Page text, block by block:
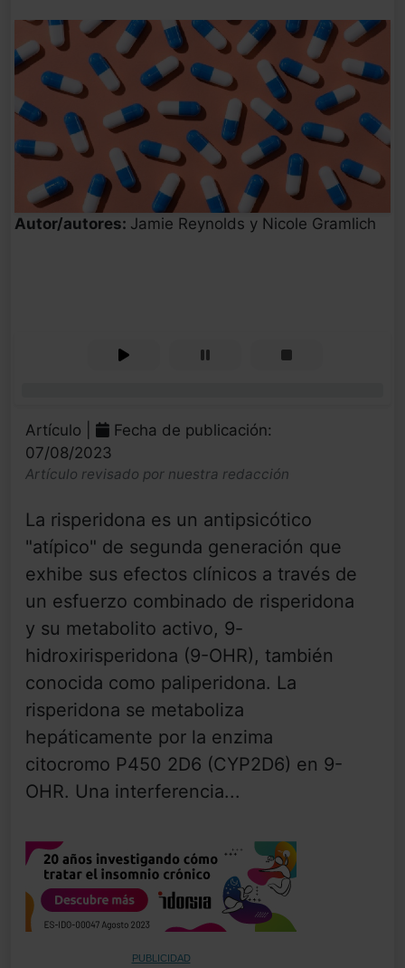
Autor/autores: Jamie Reynolds y Nicole Gramlich
Artículo |
Fecha de publicación:
07/08/2023
Artículo revisado por nuestra redacción
La risperidona es un antipsicótico
"atípico" de segunda generación que
exhibe sus efectos clínicos a través de
un esfuerzo combinado de risperidona
y su metabolito activo, 9-
hidroxirisperidona (9-OHR), también
conocida como paliperidona. La
risperidona se metaboliza
hepáticamente por la enzima
citocromo P450 2D6 (CYP2D6) en 9-
OHR. Una interferencia...
PUBLICIDAD